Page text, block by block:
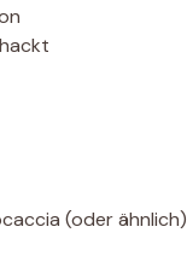
(oder ähnlich)